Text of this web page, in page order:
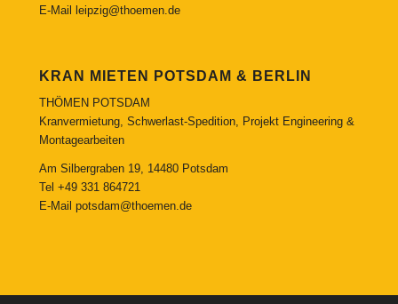
E-Mail
leipzig@thoemen.de
KRAN MIETEN POTSDAM & BERLIN
THÖMEN POTSDAM
Kranvermietung, Schwerlast-Spedition, Projekt Engineering &
Montagearbeiten
Am Silbergraben 19, 14480 Potsdam
Tel +49 331 864721
E-Mail potsdam@thoemen.de